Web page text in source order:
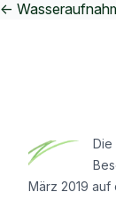
←
Die
März 2019